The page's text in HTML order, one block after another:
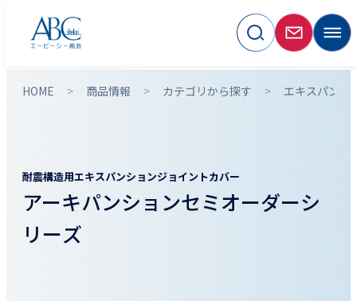
HOME 商品情報 カテゴリから探す エキスパンシ
耐震構造用エキスパンションジョイントカバー
アーキパンションセミオーダーシ
リーズ